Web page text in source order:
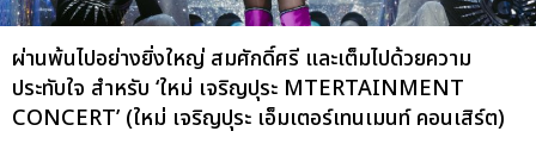
ผ่านพ้นไปอย่างยิ่งใหญ่ สมศักดิ์ศรี และเต็มไปด้วยความ
ประทับใจ สำหรับ ‘ใหม่ เจริญปุระ MTERTAINMENT
CONCERT’ (ใหม่ เจริญปุระ เอ็มเตอร์เทนเมนท์ คอนเสิร์ต)